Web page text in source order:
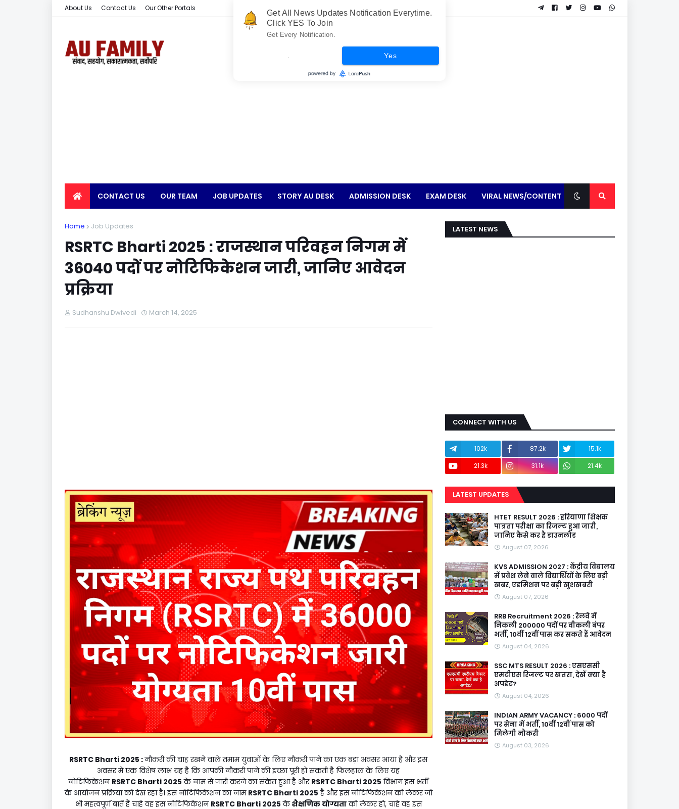
About Us Contact Us Our Other Portals
CONTACT US OUR TEAM JOB UPDATES STORY AU DESK ADMISSION DESK EXAM DESK VIRAL NEWS/CONTENT
EARN MONEY
Home Job Updates
RSRTC Bharti 2025 : राजस्थान परिवहन निगम में
36040 पदों पर नोटिफिकेशन जारी, जानिए आवेदन
प्रक्रिया
Sudhanshu Dwivedi March 14, 2025
RSRTC Bharti 2025 :नौकरी की चाह रखने वाले तमाम युवाओं के लिए नौकरी पाने का एक बड़ा अवसर आया है और इस
अवसर में एक विशेष लाभ यह है कि आपकी नौकरी पाने की इच्छा पूरी हो सकती है फिलहाल के लिए यह
नोटिफिकेशन RSRTC Bharti 2025 के नाम से जारी करने का संकेत हुआ है और RSRTC Bharti 2025 विभाग इस भर्ती
के आयोजन प्रक्रिया को देख रहा है। इस नोटिफिकेशन का नाम RSRTC Bharti 2025 है और इस नोटिफिकेशन को लेकर जो
भी महत्वपूर्ण बातें हैं चाहे वह इस नोटिफिकेशन RSRTC Bharti 2025 केशैक्षणिक योग्यताको लेकर हो, चाहे वह इस
LATEST NEWS
CONNECT WITH US
102k 87.2k
15.1k
21.3k
31.1k 21.4k
LATEST UPDATES
HTET RESULT 2026 : हरियाणा शिक्षक
पात्रता परीक्षा का रिजल्ट हुआ जारी,
जानिए कैसे कर है डाउनलोड
August 07, 2026
KVS ADMISSION 2027 : केंद्रीय विद्यालय
में प्रवेश लेने वाले विद्यार्थियों के लिए बड़ी
खबर, एडमिशन पर बड़ी खुशखबरी
August 07, 2026
RRB Recruitment 2026 : रेलवे में
निकली 200000 पदों पर वीकली बंपर
भर्ती, 10वीं 12वीं पास कर सकते हैं आवेदन
August 04, 2026
SSC MTS RESULT 2026 : एसएससी
एमटीएस रिजल्ट पर खतरा, देखें क्या है
अपडेट?
August 04, 2026
INDIAN ARMY VACANCY : 6000 पदों
पर सेना में भर्ती, 10वीं 12वीं पास को
मिलेगी नौकरी
August 03, 2026
Get All News Updates Notification Everytime.
Click YES To Join
Get Every Notification.
Yes